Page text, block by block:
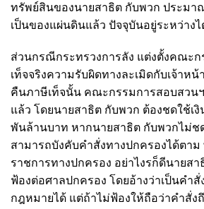
ทรัพย์สินของนายสาธิต กับพวก ประมา
เป็นของแผ่นดินแล้ว ปัจจุบันอยู่ระหว่าง
ส่วนกรณีกระทรวงการลัง แต่งตั้งคณะ
เท็จจริงความรับผิดทางละเมิดกับเจ้าห
คืนภาษีเท็จนั้น คณะกรรมการสอบสวน
แล้ว โดยนายสาธิต กับพวก ต้องชดใช้เ
พันล้านบาท หากนายสาธิต กับพวกไม่ช
สามารถบังคับคำสั่งทางปกครองได้ตา
ราชการทางปกครอง อย่าไงรก็ดีนายส
ฟ้องต่อศาลปกครอง โดยอ้างว่าเป็นคำ
กฎหมายได้ แต่ถ้าไม่ฟ้องให้ถือว่าคำสั่ง